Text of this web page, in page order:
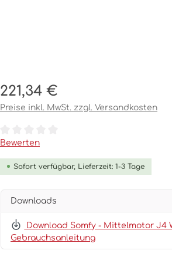
Regulärer Preis:
221,34 €
Preise inkl. MwSt. zzgl. Versandkosten
Durchschnittliche Bewertung von 0 von 5
Bewerten
Sofort verfügbar, Lieferzeit: 1-3 Tage
Downloads
Download Somfy - Mittelmotor J4
Gebrauchsanleitung